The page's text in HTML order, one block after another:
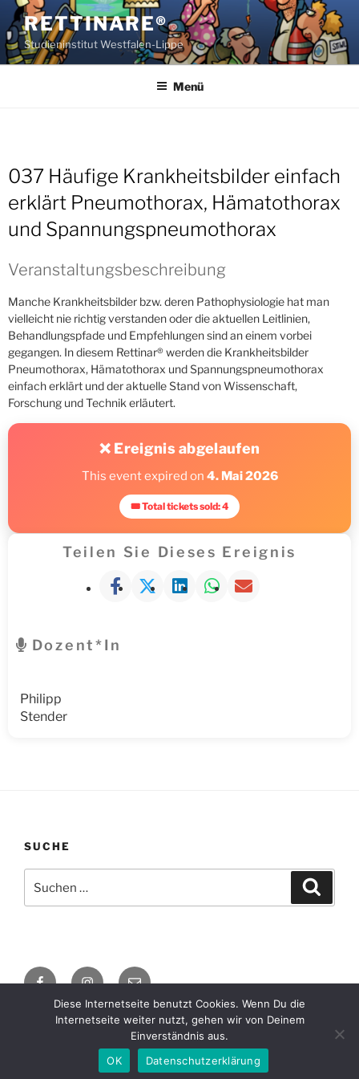
Zum
Inhalt
springen
RETTINARE®
Studieninstitut Westfalen-Lippe
Menü
037 Häufige Krankheitsbilder einfach
erklärt Pneumothorax, Hämatothorax
und Spannungspneumothorax
Veranstaltungsbeschreibung
Manche Krankheitsbilder bzw. deren Pathophysiologie hat man
vielleicht nie richtig verstanden oder die aktuellen Leitlinien,
Behandlungspfade und Empfehlungen sind an einem vorbei
gegangen. In diesem Rettinar® werden die Krankheitsbilder
Pneumothorax, Hämatothorax und Spannungspneumothorax
einfach erklärt und der aktuelle Stand von Wissenschaft,
Forschung und Technik erläutert.
❌ Ereignis abgelaufen
This event expired on 4. Mai 2026
🎟 Total tickets sold: 4
Teilen Sie Dieses Ereignis
Dozent*in
Philipp
Stender
SUCHE
nach:
FacebookInstagram
E-
Mail
Impressum / Datenschutzerklärung
Mit Stolz präsentiert
von WordPress
Diese Internetseite benutzt Cookies. Wenn Du die
Internetseite weiter nutzt, gehen wir von Deinem
Einverständnis aus.
OK
Datenschutzerklärung